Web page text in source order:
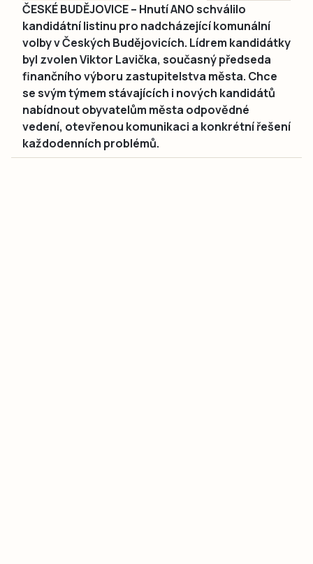
ČESKÉ BUDĚJOVICE – Hnutí ANO schválilo
kandidátní listinu pro nadcházející komunální
volby v Českých Budějovicích. Lídrem kandidátky
byl zvolen Viktor Lavička, současný předseda
finančního výboru zastupitelstva města. Chce
se svým týmem stávajících i nových kandidátů
nabídnout obyvatelům města odpovědné
vedení, otevřenou komunikaci a konkrétní řešení
každodenních problémů.